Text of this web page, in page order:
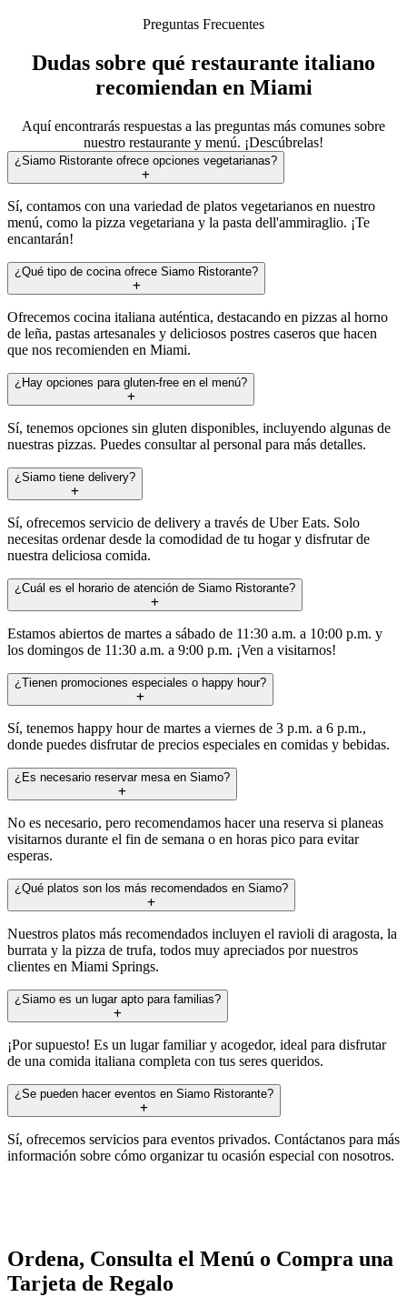
Preguntas Frecuentes
Dudas sobre qué restaurante italiano
recomiendan en Miami
Aquí encontrarás respuestas a las preguntas más comunes sobre
nuestro restaurante y menú. ¡Descúbrelas!
¿Siamo Ristorante ofrece opciones vegetarianas?
Sí, contamos con una variedad de platos vegetarianos en nuestro
menú, como la pizza vegetariana y la pasta dell'ammiraglio. ¡Te
encantarán!
¿Qué tipo de cocina ofrece Siamo Ristorante?
Ofrecemos cocina italiana auténtica, destacando en pizzas al horno
de leña, pastas artesanales y deliciosos postres caseros que hacen
que nos recomienden en Miami.
¿Hay opciones para gluten-free en el menú?
Sí, tenemos opciones sin gluten disponibles, incluyendo algunas de
nuestras pizzas. Puedes consultar al personal para más detalles.
¿Siamo tiene delivery?
Sí, ofrecemos servicio de delivery a través de Uber Eats. Solo
necesitas ordenar desde la comodidad de tu hogar y disfrutar de
nuestra deliciosa comida.
¿Cuál es el horario de atención de Siamo Ristorante?
Estamos abiertos de martes a sábado de 11:30 a.m. a 10:00 p.m. y
los domingos de 11:30 a.m. a 9:00 p.m. ¡Ven a visitarnos!
¿Tienen promociones especiales o happy hour?
Sí, tenemos happy hour de martes a viernes de 3 p.m. a 6 p.m.,
donde puedes disfrutar de precios especiales en comidas y bebidas.
¿Es necesario reservar mesa en Siamo?
No es necesario, pero recomendamos hacer una reserva si planeas
visitarnos durante el fin de semana o en horas pico para evitar
esperas.
¿Qué platos son los más recomendados en Siamo?
Nuestros platos más recomendados incluyen el ravioli di aragosta, la
burrata y la pizza de trufa, todos muy apreciados por nuestros
clientes en Miami Springs.
¿Siamo es un lugar apto para familias?
¡Por supuesto! Es un lugar familiar y acogedor, ideal para disfrutar
de una comida italiana completa con tus seres queridos.
¿Se pueden hacer eventos en Siamo Ristorante?
Sí, ofrecemos servicios para eventos privados. Contáctanos para más
información sobre cómo organizar tu ocasión especial con nosotros.
Ordena, Consulta el Menú o Compra una
Tarjeta de Regalo